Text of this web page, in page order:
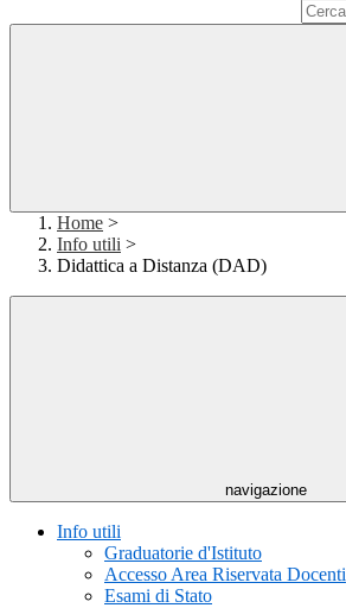
Home >
Info utili >
Didattica a Distanza (DAD)
navigazione
Info utili
Graduatorie d'Istituto
Accesso Area Riservata Docenti
Esami di Stato